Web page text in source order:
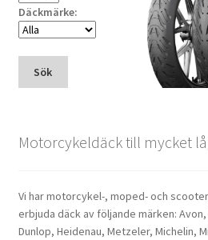
Däckmärke:
Sök
Motorcykeldäck till mycket
Vi har motorcykel-, moped- och
erbjuda däck av följande märken:
Dunlop, Heidenau, Metzeler, Michelin,